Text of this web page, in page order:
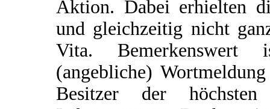
Aktion. Dabei erhielten
und gleichzeitig nicht
Vita. Bemerkenswert
(angebliche)
Besitzer der